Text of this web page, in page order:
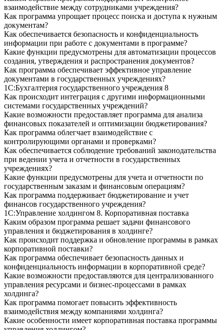
взаимодействие между сотрудниками учреждения?
Как программа упрощает процесс поиска и доступа к нужным
документам?
Как обеспечивается безопасность и конфиденциальность
информации при работе с документами в программе?
Какие функции предусмотрены для автоматизации процессов
создания, утверждения и распространения документов?
Как программа обеспечивает эффективное управление
документами в государственных учреждениях?
1С:Бухгалтерия государственного учреждения 8
Как происходит интеграция с другими информационными
системами государственных учреждений?
Какие возможности предоставляет программа для анализа
финансовых показателей и оптимизации бюджетирования?
Как программа облегчает взаимодействие с
контролирующими органами и проверками?
Как обеспечивается соблюдение требований законодательства
при ведении учета и отчетности в государственных
учреждениях?
Какие функции предусмотрены для учета и отчетности по
государственным заказам и финансовым операциям?
Как программа поддерживает бюджетирование и учет
финансов государственного учреждения?
1С:Управление холдингом 8. Корпоративная поставка
Каким образом программа решает задачи финансового
управления и бюджетирования в холдинге?
Как происходит поддержка и обновление программы в рамках
корпоративной поставки?
Как программа обеспечивает безопасность данных и
конфиденциальность информации в корпоративной среде?
Какие возможности предоставляются для централизованного
управления ресурсами и бизнес-процессами в рамках
холдинга?
Как программа помогает повысить эффективность
взаимодействия между компаниями холдинга?
Какие особенности имеет корпоративная поставка программы